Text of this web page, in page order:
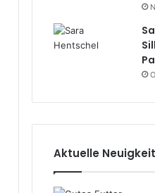
Aktuelle